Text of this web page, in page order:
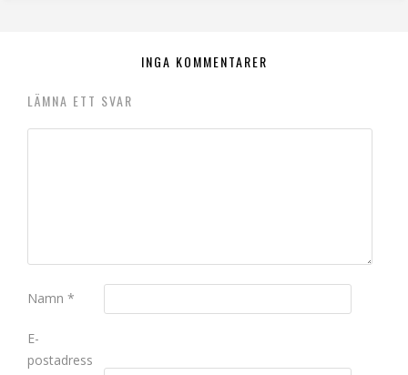
INGA KOMMENTARER
LÄMNA ETT SVAR
Namn *
E-
postadress